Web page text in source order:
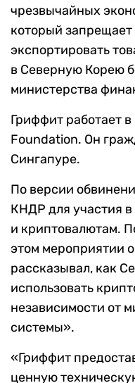
чрезвычайных
который
экспортировать
в Северную Корею
министерства
Гриффит работает
Foundation. Он
Сингапуре.
По версии
КНДР для участия
и криптовалютам.
этом мероприятии
рассказывал, как
использовать
независимости от
системы».
«Гриффит
ценную